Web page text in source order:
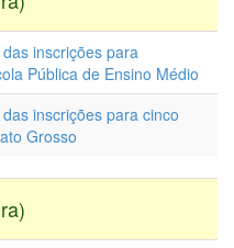
inscrições para
Pública de Ensino Médio
inscrições para cinco
Grosso